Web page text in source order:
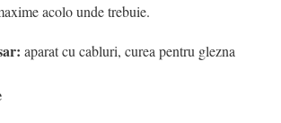
acolo unde trebuie.
aparat cu cabluri, curea pentru glezna